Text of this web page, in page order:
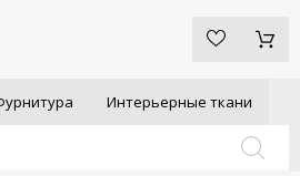
Интерьерные ткани